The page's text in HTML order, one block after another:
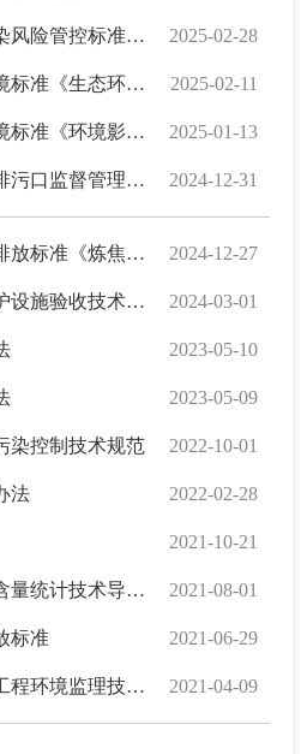
关于发布国家土壤污染风险管控标准《核设施退役场址土壤中残留放射性可接受水平》的公告 2025-02-28
关于发布国家生态环境标准《生态环境信息分类与代码》的公告 2025-02-11
关于发布国家生态环境标准《环境影响评价技术导则 海洋生态环境》的公告 2025-01-13
关于发布《入河入海排污口监督管理技术指南 入海排污口设置论证技术导则》等2项国家生态环... 2024-12-31
关于发布大气污染物排放标准《炼焦化学工业大气污染物排放标准》的公告 2024-12-27
建设项目竣工环境保护设施验收技术规范 铀矿冶 2024-03-01
2023-05-10
2023-05-09
染控制技术规范 2022-10-01
法 2022-02-28
2021-10-21
区域性土壤环境背景含量统计技术导则（试行） 2021-08-01
标准 2021-06-29
武汉市污染地块修复工程环境监理技术规范 2021-04-09